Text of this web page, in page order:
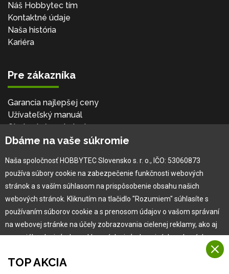
Náš Hobbytec tím
Kontaktné údaje
Naša história
Kariéra
Pre zákazníka
Garancia najlepšej ceny
Užívateľský manuál
Obchodné podmienky
Zákazník & partner
Novinky
TOP AKCIA
Dbáme na vaše súkromie
Naša spoločnosť HOBBYTEC Slovensko s. r. o., IČO: 53060873
používa súbory cookie na zabezpečenie funkčnosti webových
stránok a s vaším súhlasom na prispôsobenie obsahu našich
webových stránok. Kliknutím na tlačidlo "Rozumiem" súhlasíte s
používaním súborov cookie a s prenosom údajov o vašom správaní
na webovej stránke na účely zobrazovania cielenej reklamy, ako aj
na sociálnych sieťach a reklamných sieťach na iných webových
Viac informácií